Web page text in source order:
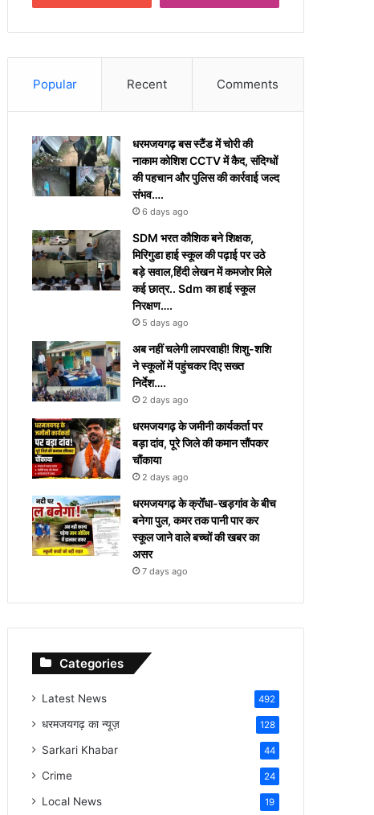
Popular Recent Comments
धरमजयगढ़ बस स्टैंड में चोरी की
नाकाम कोशिश CCTV में कैद, संदिग्धों
की पहचान और पुलिस की कार्रवाई जल्द
संभव….
6 days ago
​SDM भरत कौशिक बने शिक्षक,
मिरिगुडा हाई स्कूल की पढ़ाई पर उठे
बड़े सवाल,हिंदी लेखन में कमजोर मिले
कई छात्र.. Sdm का हाई स्कूल
निरक्षण….
5 days ago
अब नहीं चलेगी लापरवाही! शिशु-शशि
ने स्कूलों में पहुंचकर दिए सख्त
निर्देश….
2 days ago
धरमजयगढ़ के जमीनी कार्यकर्ता पर
बड़ा दांव, पूरे जिले की कमान सौंपकर
चौंकाया
2 days ago
धरमजयगढ़ के क्रोँधा-खड़गांव ​के बीच
बनेगा पुल, कमर तक पानी पार कर
स्कूल जाने वाले बच्चों की खबर का
असर​
7 days ago
Categories
Latest News 492
धरमजयगढ़ का न्यूज़ 128
Sarkari Khabar 44
Crime 24
Local News 19